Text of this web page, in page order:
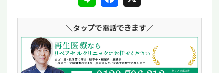
n
e
c
e
b
＼タップで電話できます／